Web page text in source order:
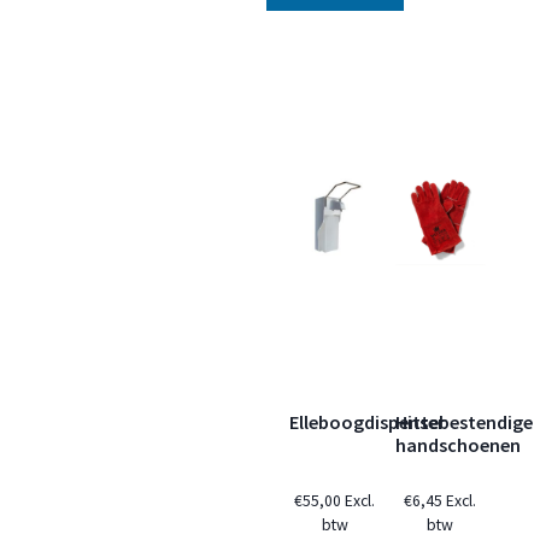
Elleboogdispenser
€55,00 Excl.
btw
Hittebestendige
handschoenen
€6,45 Excl.
btw